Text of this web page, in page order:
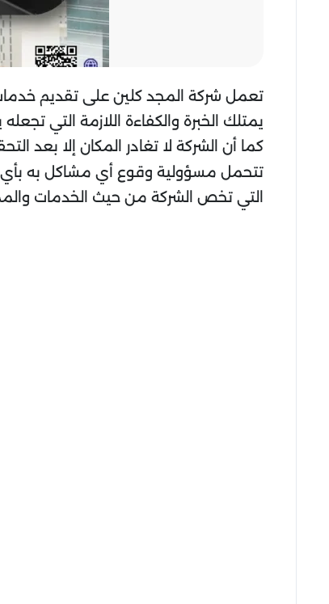
تعمل شركة المجد كلين على تقديم
يمتلك الخبرة والكفاءة اللازمة التي
كما أن الشركة لا تغادر المكان إلا
تتحمل مسؤولية وقوع أي مشاكل به بأي
التي تخص الشركة من حيث الخدمات